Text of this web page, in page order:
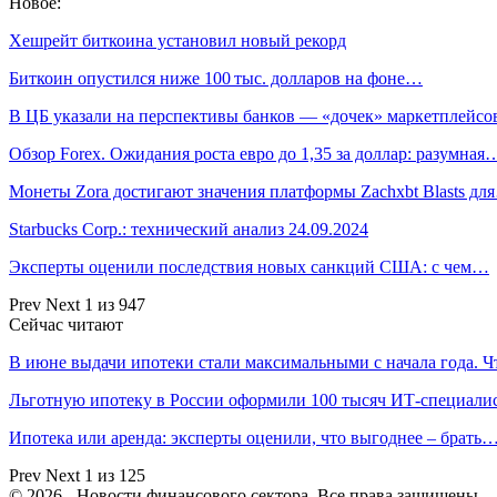
Хешрейт биткоина установил новый рекорд
Биткоин опустился ниже 100 тыс. долларов на фоне…
В ЦБ указали на перспективы банков — «дочек»
Обзор Forex. Ожидания роста евро до 1,35 за доллар:
Монеты Zora достигают значения платформы Zachxbt Blasts
Starbucks Corp.: технический анализ 24.09.2024
Эксперты оценили последствия новых санкций США: с чем…
Prev Next 1 из 947
Сейчас читают
В июне выдачи ипотеки стали максимальными с начала года.
Льготную ипотеку в России оформили 100 тысяч ИТ-
Ипотека или аренда: эксперты оценили, что выгоднее – брать…
Prev Next 1 из 125